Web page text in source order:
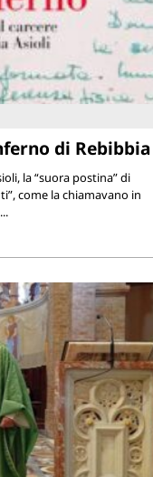
di Rebibbia
la “suora postina” di
come la chiamavano in